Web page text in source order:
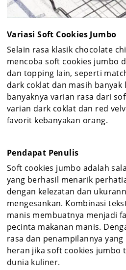
Variasi Soft Cookies Jumbo
Selain rasa klasik chocolate
mencoba soft cookies jumbo
dan topping lain, seperti
dark coklat dan masih banyak
banyaknya varian rasa dari
varian dark coklat dan red
favorit kebanyakan orang.
Pendapat Penulis
Soft cookies jumbo adalah
yang berhasil menarik
dengan kelezatan dan
mengesankan. Kombinasi
manis membuatnya menjadi
pecinta makanan manis.
rasa dan penampilannya
heran jika soft cookies jumbo
dunia kuliner.